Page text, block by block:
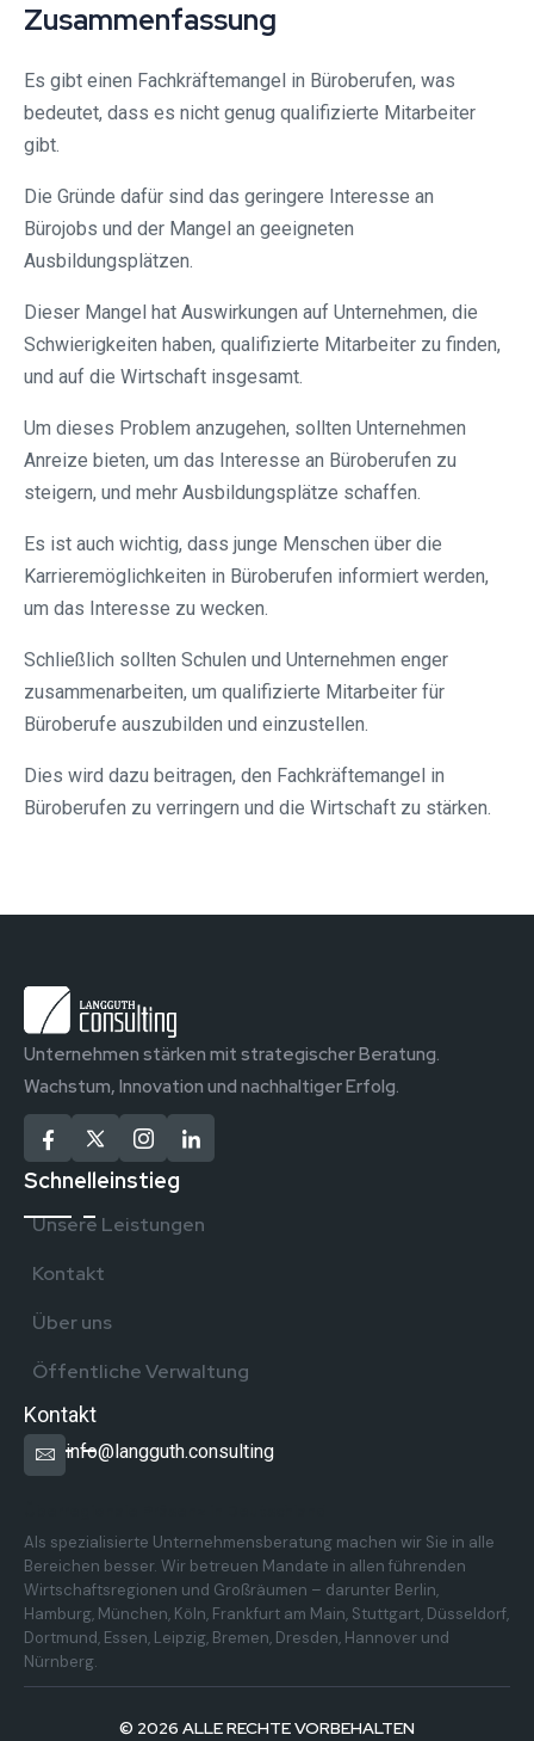
Zusammenfassung
Es gibt einen Fachkräftemangel in Büroberufen, was
bedeutet, dass es nicht genug qualifizierte Mitarbeiter
gibt.
Die Gründe dafür sind das geringere Interesse an
Bürojobs und der Mangel an geeigneten
Ausbildungsplätzen.
Dieser Mangel hat Auswirkungen auf Unternehmen, die
Schwierigkeiten haben, qualifizierte Mitarbeiter zu finden,
und auf die Wirtschaft insgesamt.
Um dieses Problem anzugehen, sollten Unternehmen
Anreize bieten, um das Interesse an Büroberufen zu
steigern, und mehr Ausbildungsplätze schaffen.
Es ist auch wichtig, dass junge Menschen über die
Karrieremöglichkeiten in Büroberufen informiert werden,
um das Interesse zu wecken.
Schließlich sollten Schulen und Unternehmen enger
zusammenarbeiten, um qualifizierte Mitarbeiter für
Büroberufe auszubilden und einzustellen.
Dies wird dazu beitragen, den Fachkräftemangel in
Büroberufen zu verringern und die Wirtschaft zu stärken.
Unternehmen stärken mit strategischer Beratung.
Wachstum, Innovation und nachhaltiger Erfolg.
Schnelleinstieg
Unsere Leistungen
Kontakt
Über uns
Öffentliche Verwaltung
Kontakt
info@langguth.consulting
Als spezialisierte Unternehmensberatung machen wir Sie in alle
Bereichen besser. Wir betreuen Mandate in allen führenden
Wirtschaftsregionen und Großräumen – darunter Berlin,
Hamburg, München, Köln, Frankfurt am Main, Stuttgart, Düsseldorf,
Dortmund, Essen, Leipzig, Bremen, Dresden, Hannover und
Nürnberg.
© 2026 ALLE RECHTE VORBEHALTEN